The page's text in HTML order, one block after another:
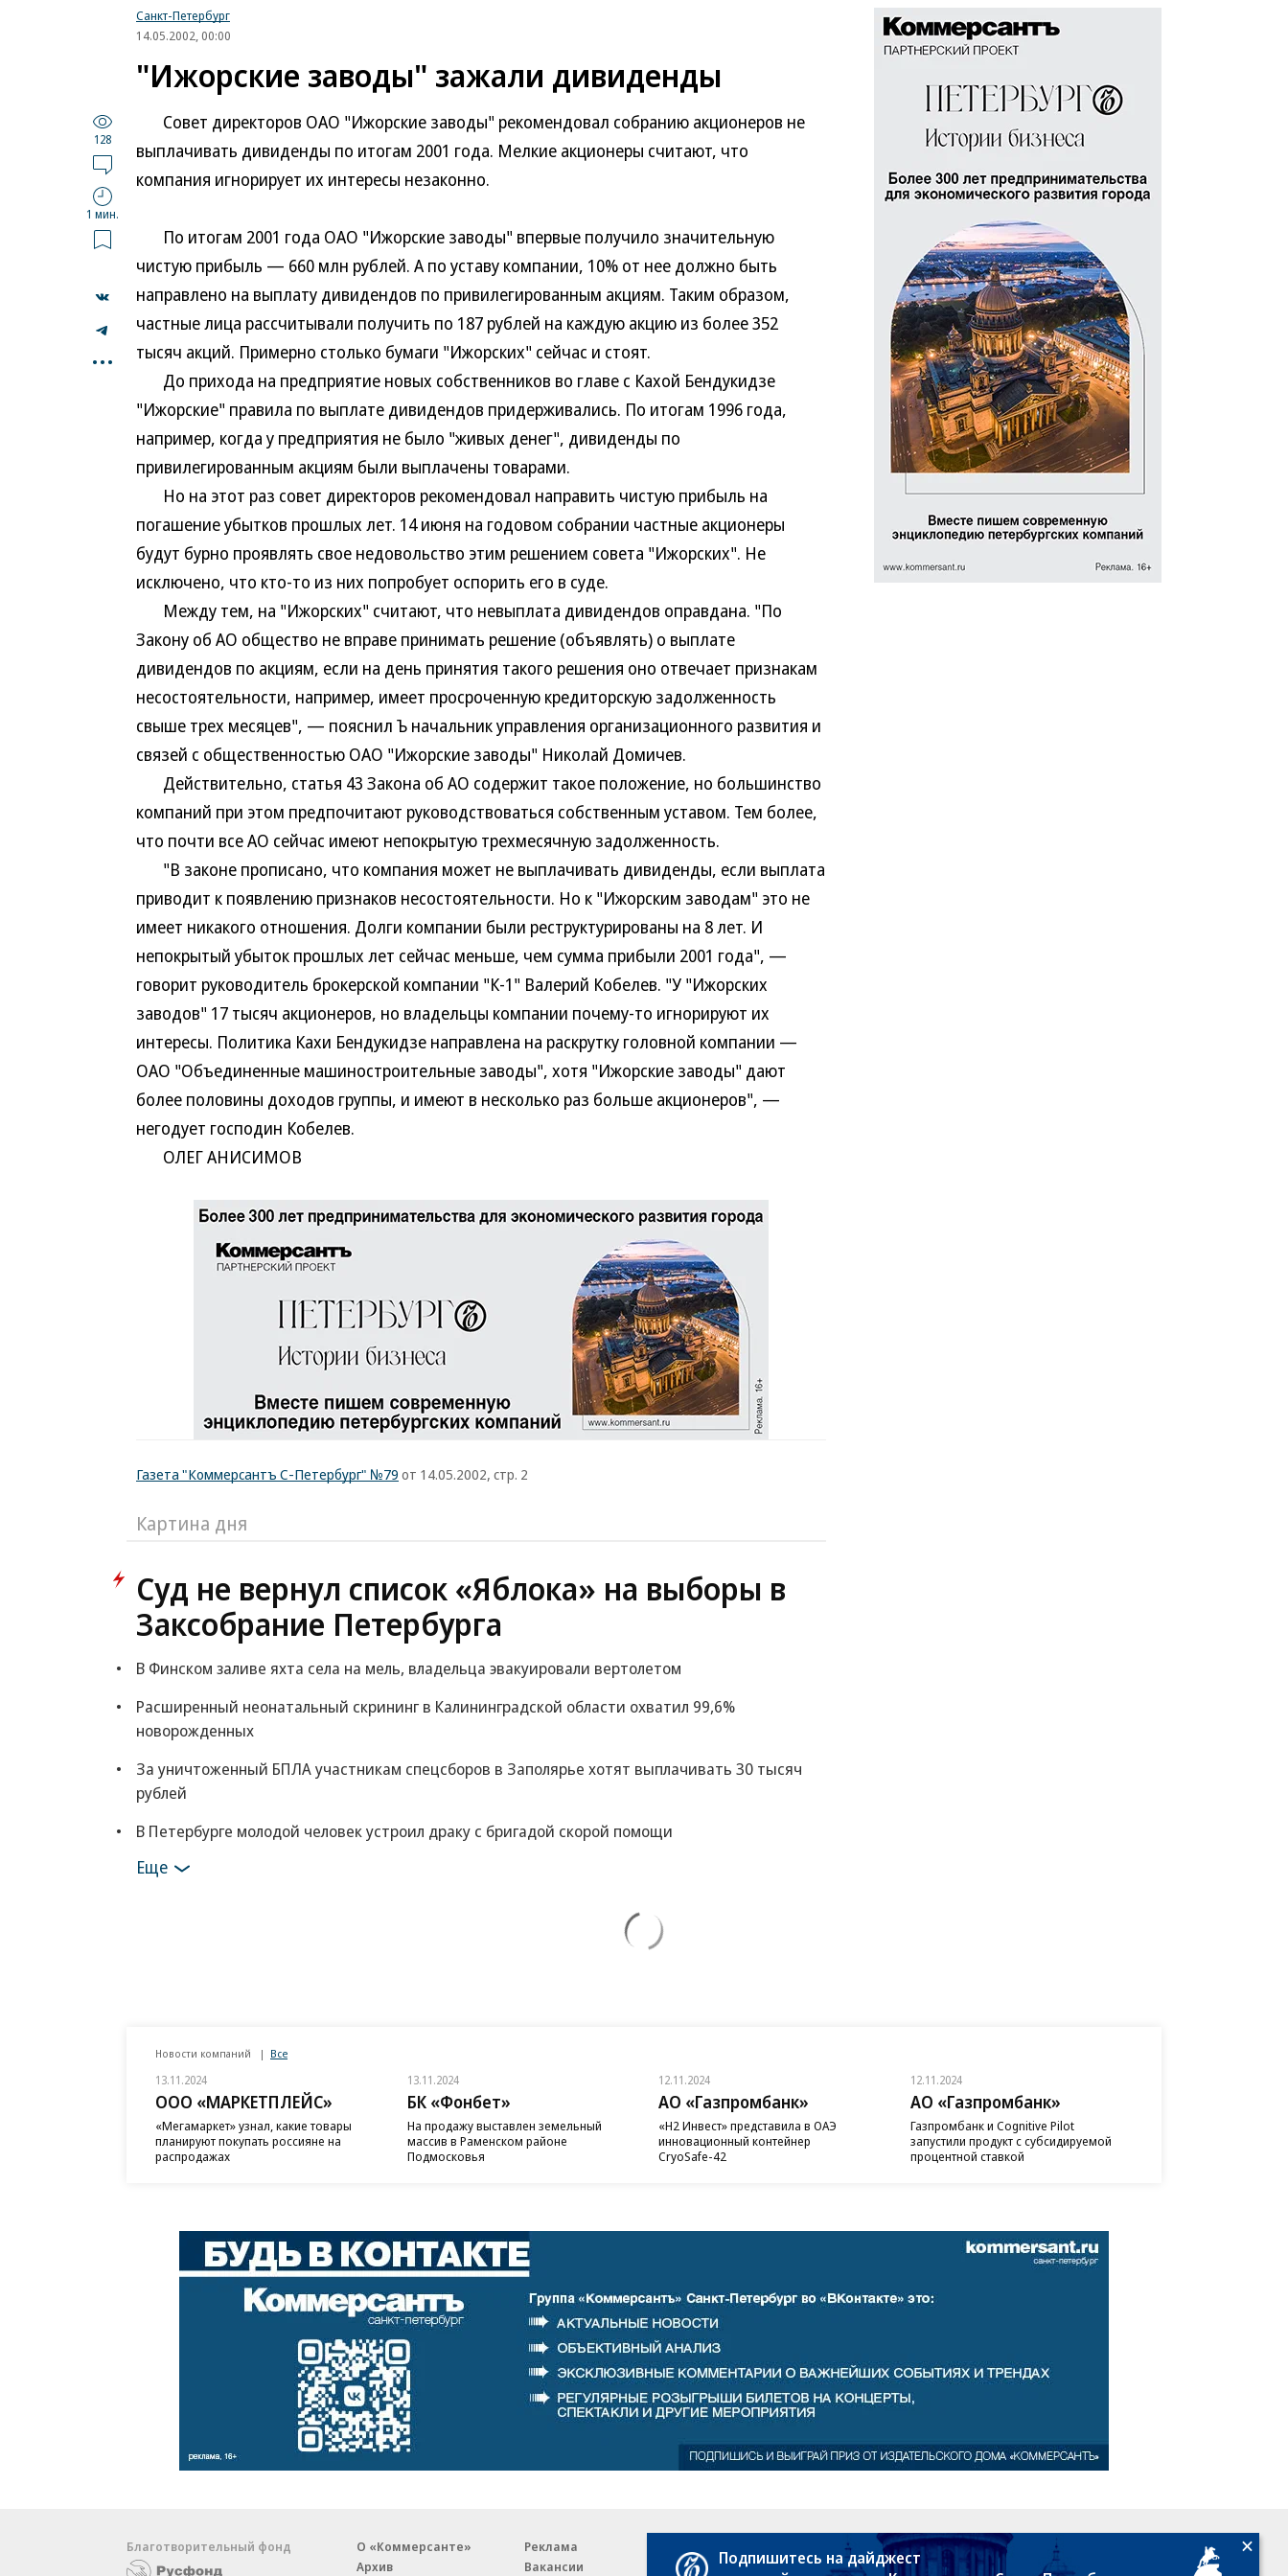
Санкт-Петербург
14.05.2002, 00:00
"Ижорские заводы" зажали дивиденды
128
1 мин.
...
Совет директоров ОАО "Ижорские заводы" рекомендовал собранию акционеров не
выплачивать дивиденды по итогам 2001 года. Мелкие акционеры считают, что
компания игнорирует их интересы незаконно.
По итогам 2001 года ОАО "Ижорские заводы" впервые получило значительную
чистую прибыль — 660 млн рублей. А по уставу компании, 10% от нее должно быть
направлено на выплату дивидендов по привилегированным акциям. Таким образом,
частные лица рассчитывали получить по 187 рублей на каждую акцию из более 352
тысяч акций. Примерно столько бумаги "Ижорских" сейчас и стоят.
До прихода на предприятие новых собственников во главе с Кахой Бендукидзе
"Ижорские" правила по выплате дивидендов придерживались. По итогам 1996 года,
например, когда у предприятия не было "живых денег", дивиденды по
привилегированным акциям были выплачены товарами.
Но на этот раз совет директоров рекомендовал направить чистую прибыль на
погашение убытков прошлых лет. 14 июня на годовом собрании частные акционеры
будут бурно проявлять свое недовольство этим решением совета "Ижорских". Не
исключено, что кто-то из них попробует оспорить его в суде.
Между тем, на "Ижорских" считают, что невыплата дивидендов оправдана. "По
Закону об АО общество не вправе принимать решение (объявлять) о выплате
дивидендов по акциям, если на день принятия такого решения оно отвечает признакам
несостоятельности, например, имеет просроченную кредиторскую задолженность
свыше трех месяцев", — пояснил Ъ начальник управления организационного развития и
связей с общественностью ОАО "Ижорские заводы" Николай Домичев.
Действительно, статья 43 Закона об АО содержит такое положение, но большинство
компаний при этом предпочитают руководствоваться собственным уставом. Тем более,
что почти все АО сейчас имеют непокрытую трехмесячную задолженность.
"В законе прописано, что компания может не выплачивать дивиденды, если выплата
приводит к появлению признаков несостоятельности. Но к "Ижорским заводам" это не
имеет никакого отношения. Долги компании были реструктурированы на 8 лет. И
непокрытый убыток прошлых лет сейчас меньше, чем сумма прибыли 2001 года", —
говорит руководитель брокерской компании "К-1" Валерий Кобелев. "У "Ижорских
заводов" 17 тысяч акционеров, но владельцы компании почему-то игнорируют их
интересы. Политика Кахи Бендукидзе направлена на раскрутку головной компании —
ОАО "Объединенные машиностроительные заводы", хотя "Ижорские заводы" дают
более половины доходов группы, и имеют в несколько раз больше акционеров", —
негодует господин Кобелев.
ОЛЕГ АНИСИМОВ
Газета "Коммерсантъ С-Петербург" №79 от 14.05.2002, стр. 2
Картина дня
Суд не вернул список «Яблока» на выборы в
Заксобрание Петербурга
В Финском заливе яхта села на мель, владельца эвакуировали вертолетом
Расширенный неонатальный скрининг в Калининградской области охватил 99,6%
новорожденных
За уничтоженный БПЛА участникам спецсборов в Заполярье хотят выплачивать 30 тысяч
рублей
В Петербурге молодой человек устроил драку с бригадой скорой помощи
Еще
Новости компаний Все
13.11.2024
ООО «МАРКЕТПЛЕЙС»
«Мегамаркет» узнал, какие товары
планируют покупать россияне на
распродажах
13.11.2024
БК «Фонбет»
На продажу выставлен земельный
массив в Раменском районе
Подмосковья
12.11.2024
АО «Газпромбанк»
«H2 Инвест» представила в ОАЭ
инновационный контейнер
CryoSafe-42
12.11.2024
АО «Газпромбанк»
Газпромбанк и Cognitive Pilot
запустили продукт с субсидируемой
процентной ставкой
Благотворительный фонд
О «Коммерсанте»
Архив
Реклама
Вакансии
Правовая информация
Подпишитесь на дайджест